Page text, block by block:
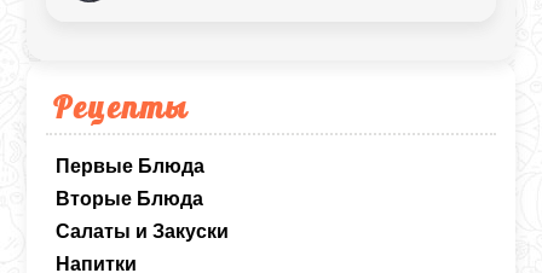
Рецепты
Первые Блюда
Вторые Блюда
Салаты и Закуски
Напитки